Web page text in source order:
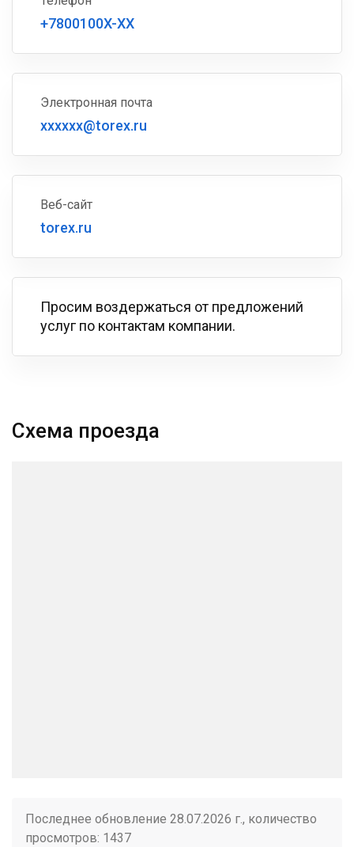
+7800100X-XX
Электронная почта
xxxxxx@torex.ru
Веб-сайт
torex.ru
Просим воздержаться от предложений
услуг по контактам компании.
Схема проезда
Последнее обновление 28.07.2026 г., количество
просмотров: 1437